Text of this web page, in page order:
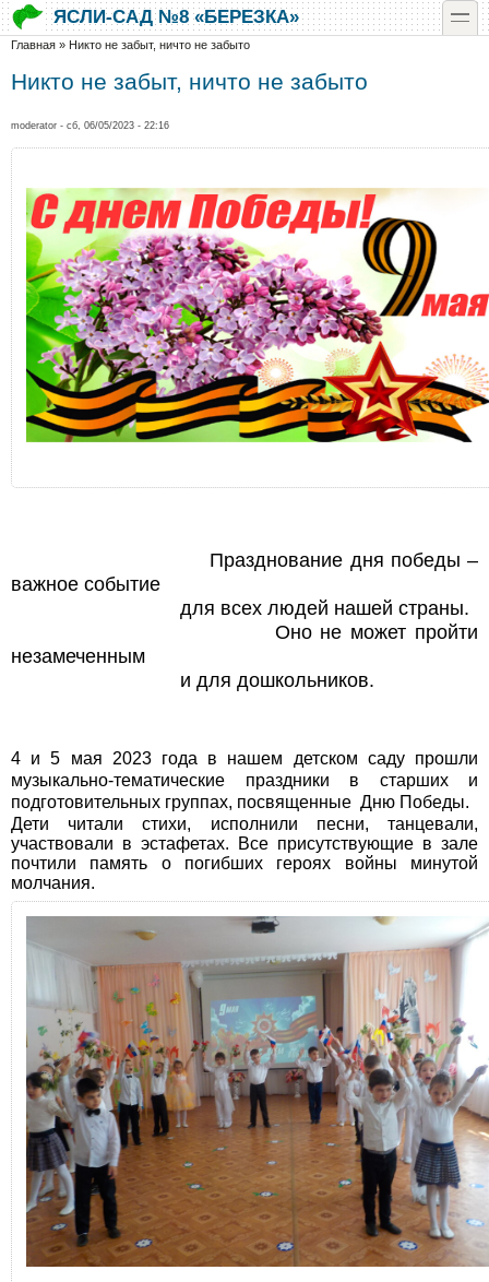
Перейти к основному содержанию
Skip to searchЯСЛИ-САД №8 «БЕРЕЗКА»
toggle
Вы здесь
Главная » Никто не забыт, ничто не забыто
Никто не забыт, ничто не забыто
moderator - сб, 06/05/2023 - 22:16
Празднование дня победы –
важное событие
для всех людей нашей страны.
Оно не может пройти
незамеченным
и для дошкольников.
4 и 5 мая 2023 года в нашем детском саду прошли
музыкально-тематические праздники в старших и
подготовительных группах, посвященные Дню Победы.
Дети читали стихи, исполнили песни, танцевали,
участвовали в эстафетах.
Все присутствующие в зале
почтили память о погибших героях войны минутой
молчания.